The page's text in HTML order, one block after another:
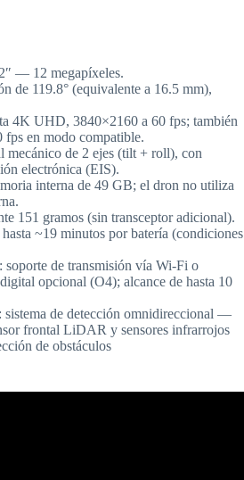
— 12 megapíxeles.
de 119.8° (equivalente a 16.5 mm),
4K UHD, 3840×2160 a 60 fps; también
en modo compatible.
mecánico de 2 ejes (tilt + roll), con
electrónica (EIS).
interna de 49 GB; el dron no utiliza
151 gramos (sin transceptor adicional).
~19 minutos por batería (condiciones
soporte de transmisión vía Wi-Fi o
opcional (O4); alcance de hasta 10
sistema de detección omnidireccional —
frontal LiDAR y sensores infrarrojos
de obstáculos